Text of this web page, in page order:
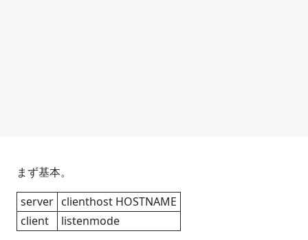
まず基本。
server clienthost HOSTNAME
client
listenmode